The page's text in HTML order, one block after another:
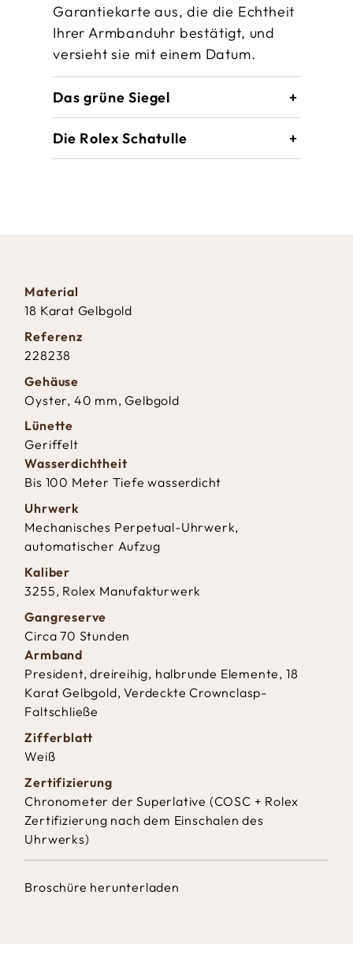
Garantiekarte aus, die die Echtheit
Ihrer Armbanduhr bestätigt, und
versieht sie mit einem Datum.
Das grüne Siegel
Die Rolex Schatulle
Material
18 Karat Gelbgold
Referenz
228238
Gehäuse
Oyster, 40 mm, Gelbgold
Lünette
Geriffelt
Wasserdichtheit
Bis 100 Meter Tiefe wasserdicht
Uhrwerk
Mechanisches Perpetual-Uhrwerk,
automatischer Aufzug
Kaliber
3255, Rolex Manufakturwerk
Gangreserve
Circa 70 Stunden
Armband
President, dreireihig, halbrunde Elemente, 18
Karat Gelbgold, Verdeckte Crownclasp-
Faltschließe
Zifferblatt
Weiß
Zertifizierung
Chronometer der Superlative (COSC + Rolex
Zertifizierung nach dem Einschalen des
Uhrwerks)
Broschüre herunterladen